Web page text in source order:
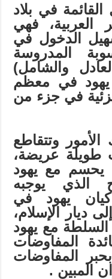
في بلاد
العربية، فهي
الدخول في
المدروسة
والشامل)
يهود في معظم
في جزء من
وتتقاطع
طويلة عريضة،
يحسم مع يهود
الذي يوجبه
يهود في
ديار الإسلام،
مع يهود
المفاوضات
المفاوضات
المبين .